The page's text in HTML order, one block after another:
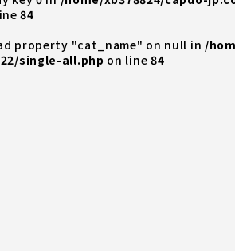
84
property "cat_name" on null in /
single-all.php on line 84